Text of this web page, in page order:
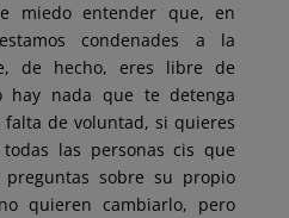
miedo entender que, en
condenades a la
de hecho, eres libre de
hay nada que te detenga
de voluntad, si quieres
todas las personas cis que
preguntas sobre su propio
quieren cambiarlo, pero